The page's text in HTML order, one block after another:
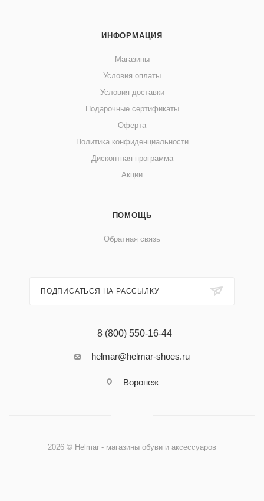
ИНФОРМАЦИЯ
Магазины
Условия оплаты
Условия доставки
Подарочные сертификаты
Оферта
Политика конфиденциальности
Дисконтная программа
Акции
ПОМОЩЬ
Обратная связь
ПОДПИСАТЬСЯ НА РАССЫЛКУ
8 (800) 550-16-44
helmar@helmar-shoes.ru
Воронеж
2026 © Helmar - магазины обуви и аксессуаров